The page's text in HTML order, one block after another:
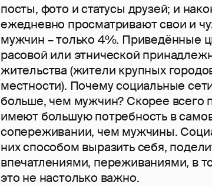
посты, фото и статусы друзей; и
ежедневно просматривают свои и
мужчин – только 4%. Приведённые
расовой или этнической
жительства (жители крупных
местности). Почему социальные
больше, чем мужчин? Скорее всего
имеют большую потребность в
сопереживании, чем мужчины.
них способом выразить себя,
впечатлениями, переживаниями, в
это не настолько важно.